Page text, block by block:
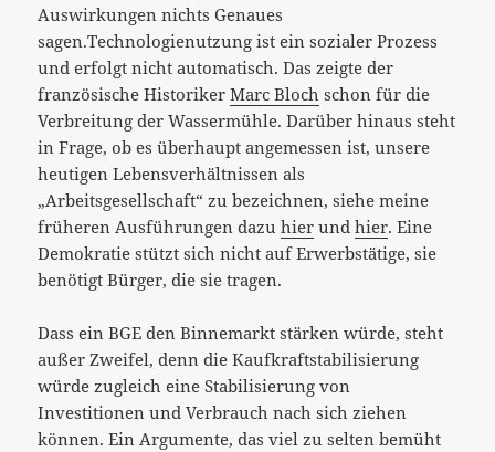
Auswirkungen nichts Genaues
sagen.Technologienutzung ist ein sozialer Prozess
und erfolgt nicht automatisch. Das zeigte der
französische HistorikerMarc Bloch schon für die
Verbreitung der Wassermühle. Darüber hinaus steht
in Frage, ob es überhaupt angemessen ist, unsere
heutigen Lebensverhältnissen als
„Arbeitsgesellschaft“ zu bezeichnen, siehe meine
früheren Ausführungen dazuhier undhier. Eine
Demokratie stützt sich nicht auf Erwerbstätige, sie
benötigt Bürger, die sie tragen.
Dass ein BGE den Binnemarkt stärken würde, steht
außer Zweifel, denn die Kaufkraftstabilisierung
würde zugleich eine Stabilisierung von
Investitionen und Verbrauch nach sich ziehen
können. Ein Argumente, das viel zu selten bemüht